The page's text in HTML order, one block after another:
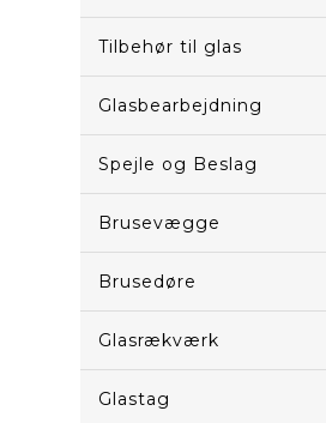
Tilbehør til glas
Glasbearbejdning
Spejle og Beslag
Brusevægge
Brusedøre
Glasrækværk
Glastag